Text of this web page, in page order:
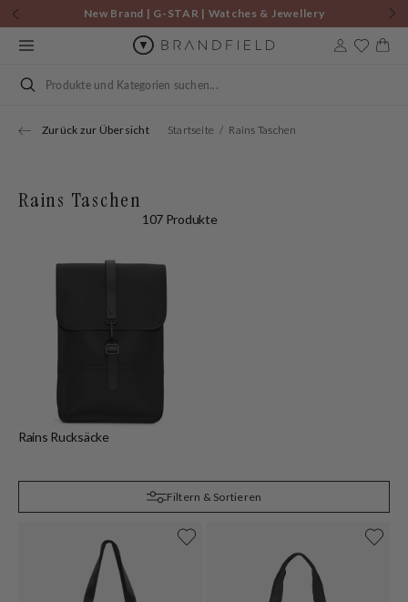
Zum
Inhalt
springen
New Brand | G-STAR | Watches & Jewellery
Suchen
Zurück zur Übersicht Startseite Rains Taschen
Rains Taschen
107 Produkte
Rains Rucksäcke
Filtern & Sortieren